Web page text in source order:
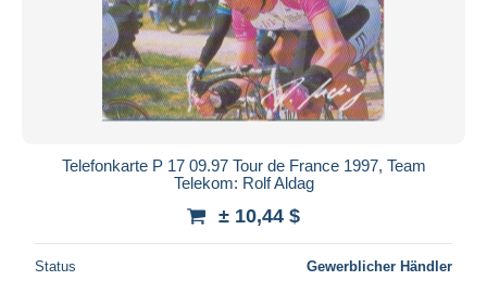
Telefonkarte P 17 09.97 Tour de France 1997, Team
Telekom: Rolf Aldag
± 10,44 $
Status Gewerblicher Händler